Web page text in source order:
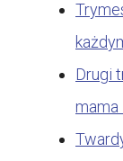
Drugi
mama